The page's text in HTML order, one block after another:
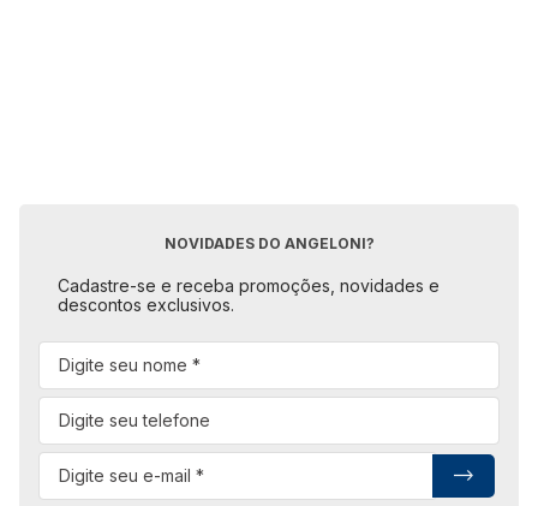
NOVIDADES DO ANGELONI?
Cadastre-se e receba promoções, novidades e
descontos exclusivos.